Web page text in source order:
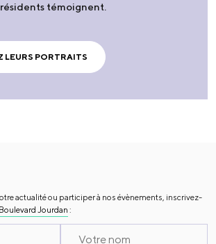
témoignent.
LEURS PORTRAITS
actualité ou participer à nos évènements, inscrivez-
Jourdan :